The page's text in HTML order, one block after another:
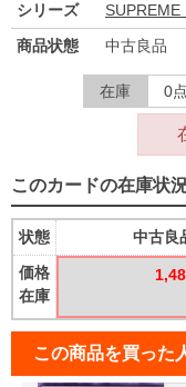
シリーズ
SUPREME
商品状態
中古良品
在庫 0点
このカードの在庫状
状態
価格
在庫
中古良
この商品を買った